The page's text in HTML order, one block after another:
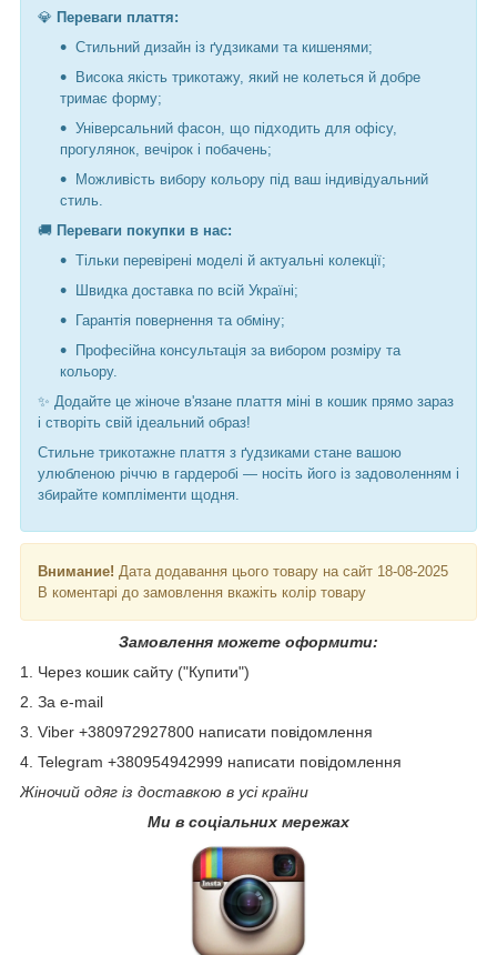
💎 Переваги плаття:
Стильний дизайн із ґудзиками та кишенями;
Висока якість трикотажу, який не колеться й добре
тримає форму;
Універсальний фасон, що підходить для офісу,
прогулянок, вечірок і побачень;
Можливість вибору кольору під ваш індивідуальний
стиль.
🚚 Переваги покупки в нас:
Тільки перевірені моделі й актуальні колекції;
Швидка доставка по всій Україні;
Гарантія повернення та обміну;
Професійна консультація за вибором розміру та
кольору.
✨ Додайте це жіноче в'язане плаття міні в кошик прямо зараз
і створіть свій ідеальний образ!
Стильне трикотажне плаття з ґудзиками стане вашою
улюбленою річчю в гардеробі — носіть його із задоволенням і
збирайте компліменти щодня.
Внимание! Дата додавання цього товару на сайт 18-08-2025
В коментарі до замовлення вкажіть колір товару
Замовлення можете оформити:
1. Через кошик сайту ("Купити")
2. За e-mail
3. Viber +380972927800 написати повідомлення
4. Telegram +380954942999 написати повідомлення
Жіночий одяг із доставкою в усі країни
Ми в соціальних мережах